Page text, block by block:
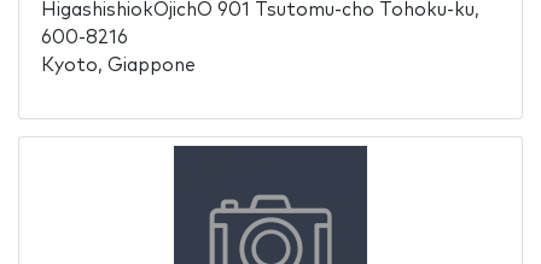
HigashishiokOjichO 901 Tsutomu-cho Tohoku-ku,
600-8216
Kyoto, Giappone